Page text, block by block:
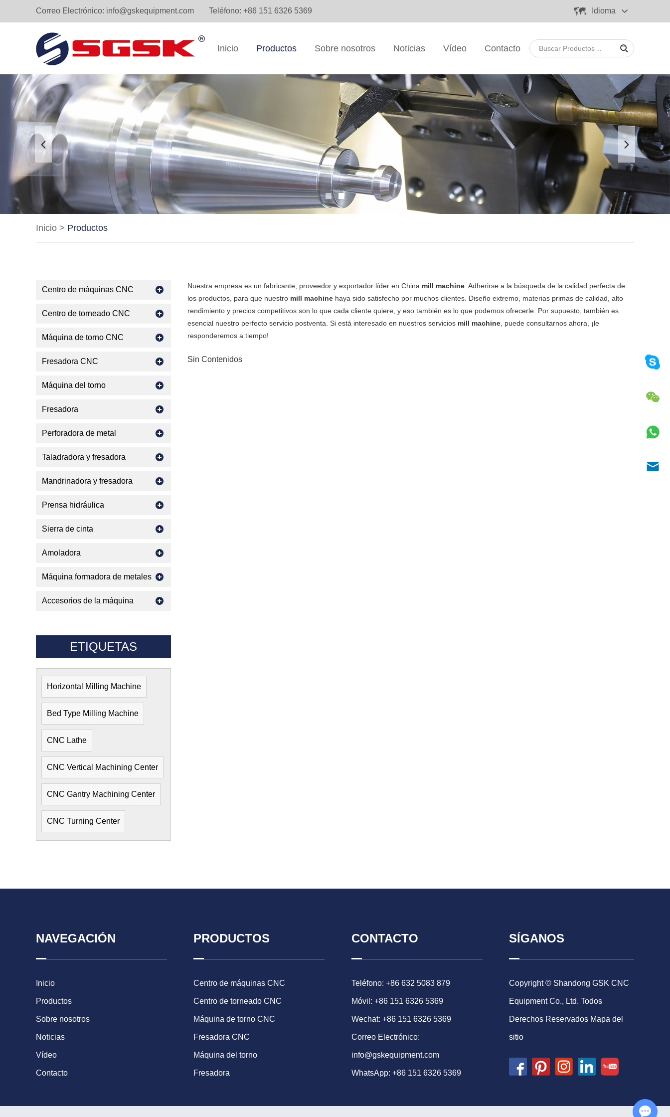
Correo Electrónico: info@gskequipment.com Teléfono: +86 151 6326 5369 Idioma
Inicio Productos Sobre nosotros Noticias Vídeo Contacto
Inicio > Productos
Nuestra empresa es un fabricante, proveedor y exportador líder en China mill machine . Adherirse a la búsqueda de la calidad perfecta de
los productos, para que nuestro mill machine haya sido satisfecho por muchos clientes. Diseño extremo, materias primas de calidad, alto
rendimiento y precios competitivos son lo que cada cliente quiere, y eso también es lo que podemos ofrecerle. Por supuesto, también es
esencial nuestro perfecto servicio postventa. Si está interesado en nuestros servicios mill machine , puede consultarnos ahora, ¡le
responderemos a tiempo!
Sin Contenidos
Centro de máquinas CNC
Centro de torneado CNC
Máquina de torno CNC
Fresadora CNC
Máquina del torno
Fresadora
Perforadora de metal
Taladradora y fresadora
Mandrinadora y fresadora
Prensa hidráulica
Sierra de cinta
Amoladora
Máquina formadora de metales
Accesorios de la máquina
ETIQUETAS
Horizontal Milling Machine
Bed Type Milling Machine
CNC Lathe
CNC Vertical Machining Center
CNC Gantry Machining Center
CNC Turning Center
NAVEGACIÓN
Inicio
Productos
Sobre nosotros
Noticias
Vídeo
Contacto
PRODUCTOS
Centro de máquinas CNC
Centro de torneado CNC
Máquina de torno CNC
Fresadora CNC
Máquina del torno
Fresadora
CONTACTO
Teléfono: +86 632 5083 879
Móvil: +86 151 6326 5369
Wechat: +86 151 6326 5369
Correo Electrónico:
info@gskequipment.com
WhatsApp: +86 151 6326 5369
SÍGANOS
Copyright © Shandong GSK CNC
Equipment Co., Ltd. Todos
Derechos Reservados Mapa del
sitio
Chat with Us